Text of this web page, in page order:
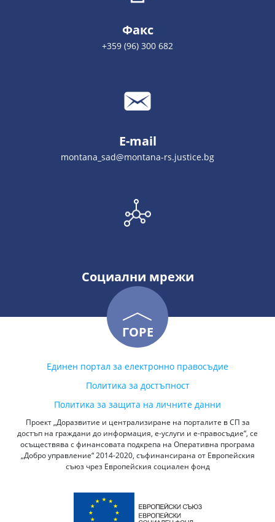
Факс
+359 (96) 300 682
E-mail
montana_sad@montana-rs.justice.bg
Социални мрежи
ГОРЕ
Единен портал за електронно правосъдие
Политика за достъпност
Политика за защита на личните данни
Проект „Доразвитие и централизиране на порталите в СП за
достъп на граждани до информация, е-услуги и е-правосъдие“, се
осъществява с финансовата подкрепа на Оперативна програма
„Добро управление“ 2014-2020, съфинансирана от Европейския
съюз чрез Европейския социален фонд